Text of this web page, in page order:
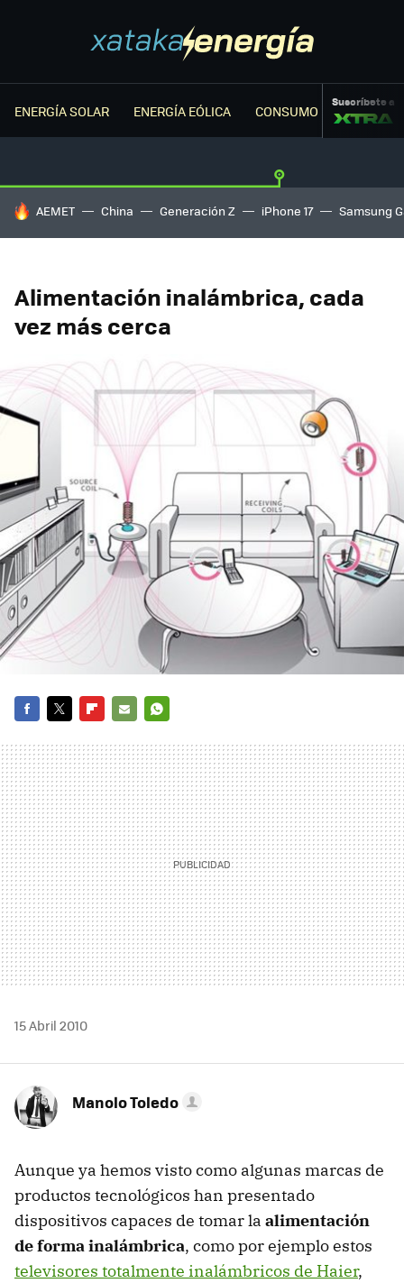
ENERGÍA SOLAR ENERGÍA EÓLICA CONSUMO ENERGÉTICO
Suscríbete a
HOY SE HABLA DE
AEMET China Generación Z iPhone 17 Samsung
Alimentación inalámbrica, cada
vez más cerca
MAIL
15 Abril 2010
Manolo Toledo
Aunque ya hemos visto como algunas marcas de
productos tecnológicos han presentado
dispositivos capaces de tomar la alimentación
de forma inalámbrica, como por ejemplo estos
televisores totalmente inalámbricos de Haier,